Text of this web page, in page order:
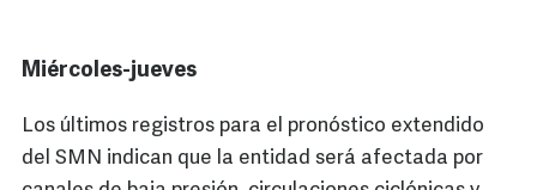
Miércoles-jueves
Los últimos registros para el pronóstico extendido
del SMN indican que la entidad será afectada por